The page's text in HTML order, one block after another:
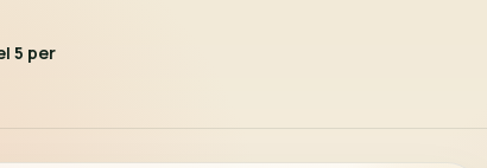
5 per